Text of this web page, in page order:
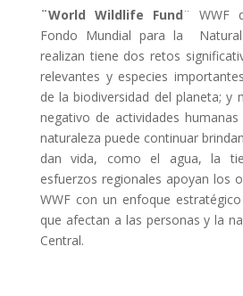
¨World Wildlife Fund¨ WWF
Fondo Mundial para la
realizan tiene dos retos
relevantes y especies
de la biodiversidad del planeta; y
negativo de actividades
naturaleza puede continuar
dan vida, como el agua, la
esfuerzos regionales apoyan los
WWF con un enfoque
que afectan a las personas y la
Central.